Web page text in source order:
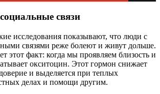
связи
исследования показывают, что люди с
связями реже болеют и живут дольше.
этот факт: когда мы проявляем близость и
окситоцин. Этот гормон снижает
и выделяется при теплых
делах и помощи другим.